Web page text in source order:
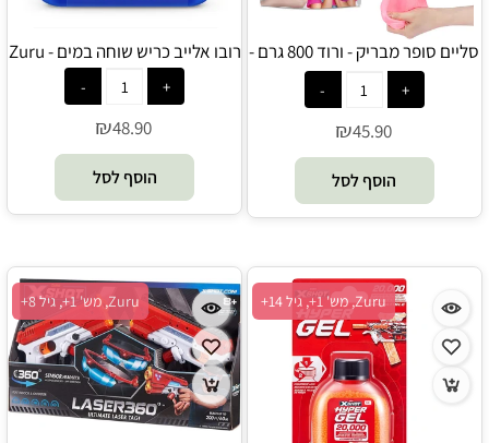
סליים סופר מבריק - ורוד 800 גרם -
₪45.90
הוסף לסל
רובו אלייב כריש שוחה במים - Zuru
₪48.90
הוסף לסל
Zuru, מש' 1+, גיל 14+ Zuru, מש' 1+, גיל 8+